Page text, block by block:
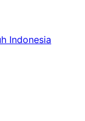
Indonesia